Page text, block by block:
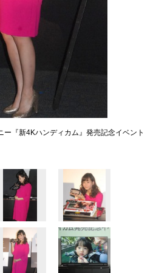
ー『新4Kハンディカム』発売記念イベント